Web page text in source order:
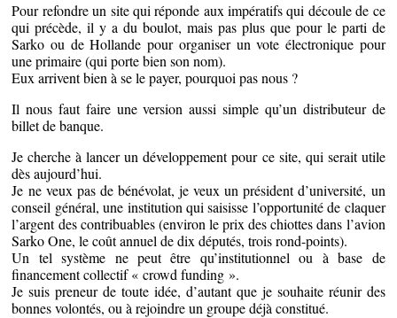
Pour refondre un site qui réponde aux impératifs qui découle de ce
qui précède, il y a du boulot, mais pas plus que pour le parti de
Sarko ou de Hollande pour organiser un vote électronique pour
une primaire (qui porte bien son nom).
Eux arrivent bien à se le payer, pourquoi pas nous ?
Il nous faut faire une version aussi simple qu’un distributeur de
billet de banque.
Je cherche à lancer un développement pour ce site, qui serait utile
dès aujourd’hui.
Je ne veux pas de bénévolat, je veux un président d’université, un
conseil général, une institution qui saisisse l’opportunité de claquer
l’argent des contribuables (environ le prix des chiottes dans l’avion
Sarko One, le coût annuel de dix députés, trois rond-points).
Un tel système ne peut être qu’institutionnel ou à base de
financement collectif « crowd funding ».
Je suis preneur de toute idée, d’autant que je souhaite réunir des
bonnes volontés, ou à rejoindre un groupe déjà constitué.